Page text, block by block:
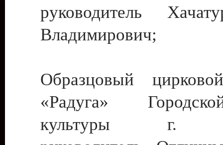
руководитель
Владимирович;
Образцовый
«Радуга»
культуры г.